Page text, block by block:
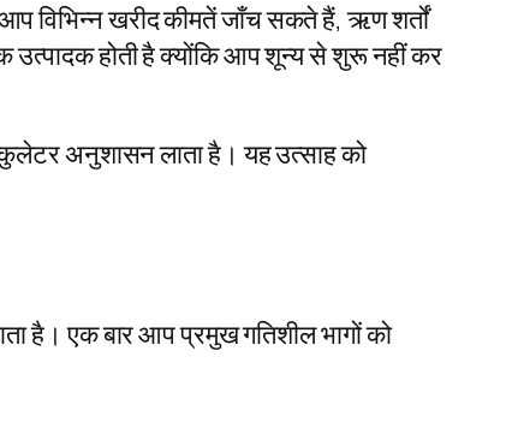
विभिन्न खरीद कीमतें जाँच सकते हैं, ऋण शर्तों
होती है क्योंकि आप शून्य से शुरू नहीं कर
अनुशासन लाता है। यह उत्साह को
है। एक बार आप प्रमुख गतिशील भागों को